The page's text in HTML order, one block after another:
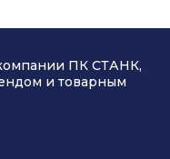
ПК СТАНК,
и товарным